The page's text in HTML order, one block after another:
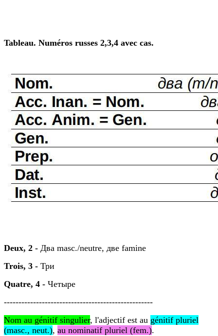
Tableau. Numéros russes 2,3,4 avec cas.
Deux, 2 - Два masc./neutre, две famine
Trois, 3 - Три
Quatre, 4 - Четыре
---------------------------------------------------
Nom au génitif singulier, l'adjectif est au génitif pluriel
(masc., neut.), au nominatif pluriel (fem.).